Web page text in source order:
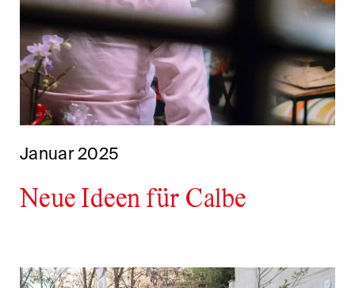
Januar 2025
Neue Ideen für Calbe